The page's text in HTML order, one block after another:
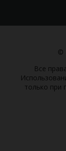
©
Все
только при